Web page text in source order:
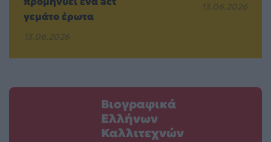
γεμάτο έρωτα
13.06.2026
13.06.2026
Βιογραφικά
Ελλήνων
Καλλιτεχνών